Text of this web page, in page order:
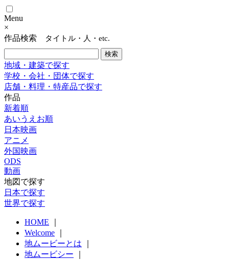
Menu
×
作品検索
タイトル・人・etc.
地域・建築で探す
学校・会社・団体で探す
店舗・料理・特産品で探す
作品
新着順
あいうえお順
日本映画
アニメ
外国映画
ODS
動画
地図で探す
日本で探す
世界で探す
HOME
Welcome
地ムービーとは
地ムービシー